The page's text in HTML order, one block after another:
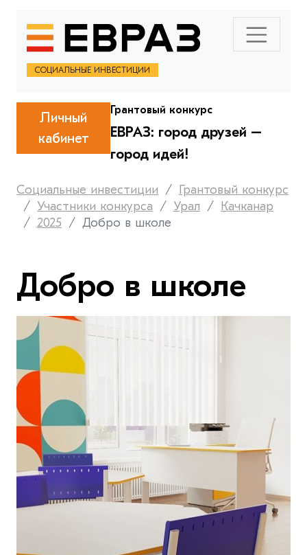
СОЦИАЛЬНЫЕ ИНВЕСТИЦИИ
Личный
кабинет
Грантовый конкурс
ЕВРАЗ: город друзей –
город идей!
Социальные инвестиции
Грантовый конкурс
Участники конкурса
Урал
Качканар
2025
Добро в школе
Добро в школе